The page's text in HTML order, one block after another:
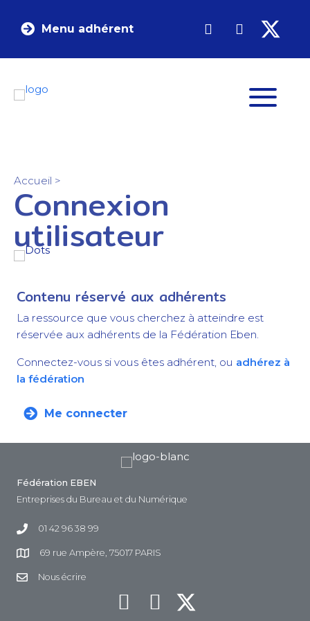
Menu adhérent
Accueil >
Connexion
utilisateur
Contenu réservé aux adhérents
La ressource que vous cherchez à atteindre est
réservée aux adhérents de la Fédération Eben.
Connectez-vous si vous êtes adhérent, ou adhérez à
la fédération
Me connecter
Fédération EBEN
Entreprises du Bureau et du Numérique
01 42 96 38 99
69 rue Ampère, 75017 PARIS
Nous écrire